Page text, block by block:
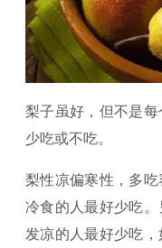
梨子虽好，但不是
少吃或不吃。
梨性凉偏寒性，多
冷食的人最好少吃
发凉的人最好少吃